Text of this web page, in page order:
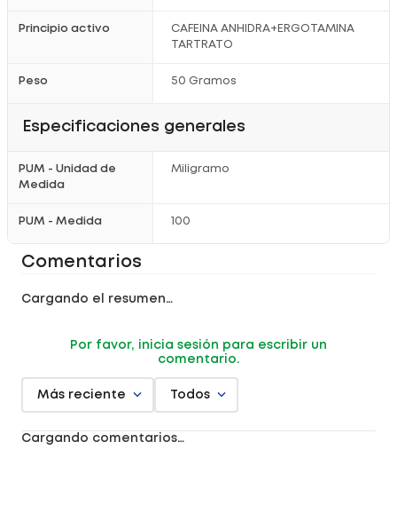
Principio activo
CAFEINA ANHIDRA+ERGOTAMINA
TARTRATO
Peso 50 Gramos
Especificaciones generales
PUM - Unidad de
Medida
Miligramo
PUM - Medida 100
Comentarios
Cargando el resumen…
Por favor, inicia sesión para escribir un
comentario.
Más reciente Todos
Cargando comentarios…